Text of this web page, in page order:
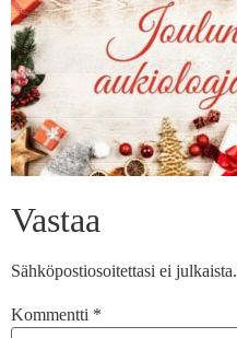
Vastaa
Sähköpostiosoitettasi ei julkaista.
Kommentti *